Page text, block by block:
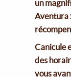
un
Aventura
Canicule
des
vous